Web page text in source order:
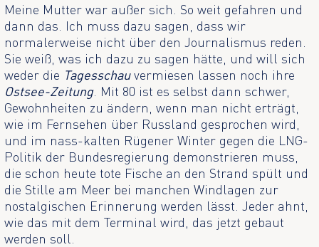
Meine Mutter war außer sich. So weit gefahren und
dann das. Ich muss dazu sagen, dass wir
normalerweise nicht über den Journalismus reden.
Sie weiß, was ich dazu zu sagen hätte, und will sich
weder die Tagesschauvermiesen lassen noch ihre
Ostsee-Zeitung. Mit 80 ist es selbst dann schwer,
Gewohnheiten zu ändern, wenn man nicht erträgt,
wie im Fernsehen über Russland gesprochen wird,
und im nass-kalten Rügener Winter gegen die LNG-
Politik der Bundesregierung demonstrieren muss,
die schon heute tote Fische an den Strand spült und
die Stille am Meer bei manchen Windlagen zur
nostalgischen Erinnerung werden lässt. Jeder ahnt,
wie das mit dem Terminal wird, das jetzt gebaut
werden soll.